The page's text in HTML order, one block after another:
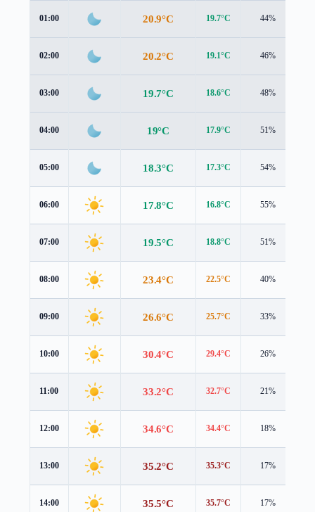
01:00 20.9°C 19.7°C 44%
02:00 20.2°C 19.1°C 46%
03:00 19.7°C 18.6°C 48%
04:00 19°C 17.9°C 51%
05:00 18.3°C 17.3°C 54%
06:00 17.8°C 16.8°C 55%
07:00 19.5°C 18.8°C 51%
08:00 23.4°C 22.5°C 40%
09:00 26.6°C 25.7°C 33%
10:00 30.4°C 29.4°C 26%
11:00 33.2°C 32.7°C 21%
12:00 34.6°C 34.4°C 18%
13:00 35.2°C 35.3°C 17%
14:00 35.5°C 35.7°C 17%